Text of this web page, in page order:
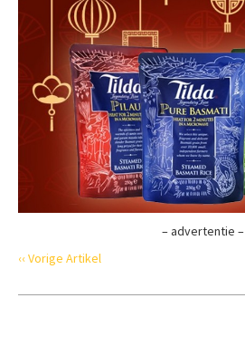
– advertentie –
‹‹ Vorige Artikel